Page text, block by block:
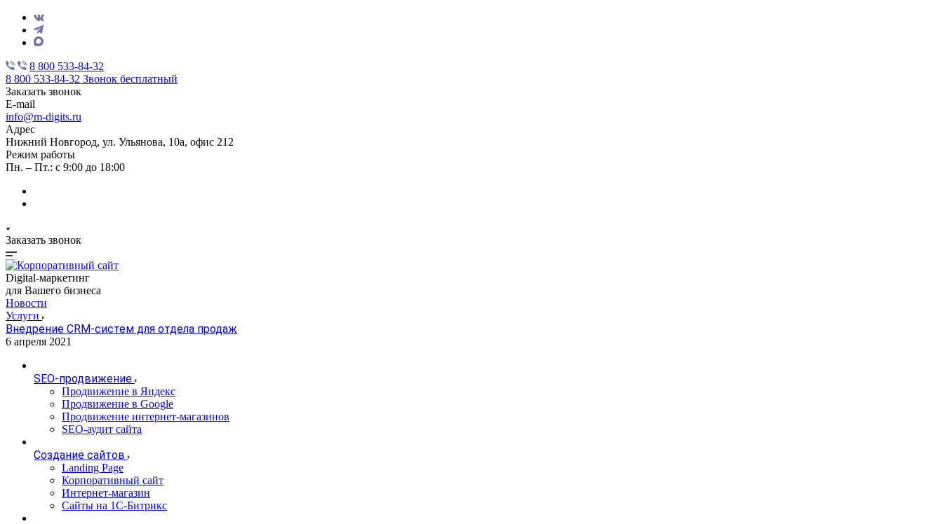
8 800 533-84-32
8 800 533-84-32 Звонок бесплатный
Заказать звонок
E-mail
info@m-digits.ru
Адрес
Нижний Новгород, ул. Ульянова, 10а, офис 212
Режим работы
Пн. – Пт.: с 9:00 до 18:00
Заказать звонок
Digital-маркетинг
для Вашего бизнеса
Новости
Услуги
Внедрение CRM-систем для отдела продаж
6 апреля 2021
SEO-продвижение
Продвижение в Яндекс
Продвижение в Google
Продвижение интернет-магазинов
SEO-аудит сайта
Создание сайтов
Landing Page
Корпоративный сайт
Интернет-магазин
Сайты на 1С-Битрикс